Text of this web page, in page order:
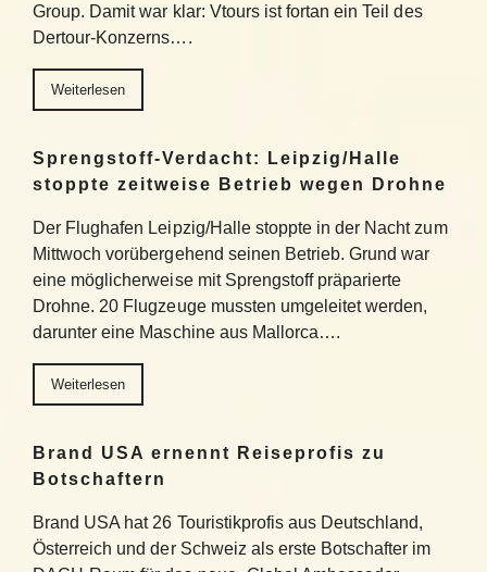
Group. Damit war klar: Vtours ist fortan ein Teil des
Dertour-Konzerns….
Weiterlesen
Sprengstoff-Verdacht: Leipzig/Halle
stoppte zeitweise Betrieb wegen Drohne
Der Flughafen Leipzig/Halle stoppte in der Nacht zum
Mittwoch vorübergehend seinen Betrieb. Grund war
eine möglicherweise mit Sprengstoff präparierte
Drohne. 20 Flugzeuge mussten umgeleitet werden,
darunter eine Maschine aus Mallorca….
Weiterlesen
Brand USA ernennt Reiseprofis zu
Botschaftern
Brand USA hat 26 Touristikprofis aus Deutschland,
Österreich und der Schweiz als erste Botschafter im